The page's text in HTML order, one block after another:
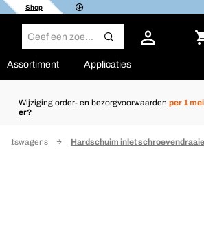
Shop
Assortiment Applicaties
Wijziging order- en bezorgvoorwaarden per 1
er?
Hardschuim inlet